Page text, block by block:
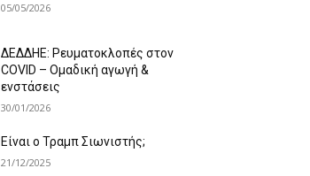
05/05/2026
ΔΕΔΔΗΕ: Ρευματοκλοπές στον
COVID – Ομαδική αγωγή &
ενστάσεις
30/01/2026
Είναι ο Τραμπ Σιωνιστής;
21/12/2025